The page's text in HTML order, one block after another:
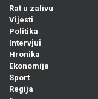
Rat u zalivu
Vijesti
Politika
Intervjui
Hronika
Ekonomija
Sport
Regija